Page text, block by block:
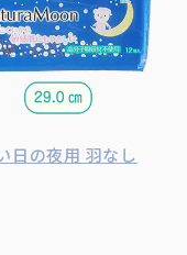
日の夜用 羽なし